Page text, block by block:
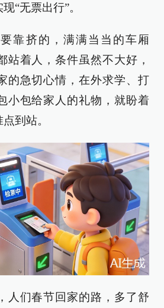
“无票出行”。
靠挤的，满满当当的车厢
站着人，条件虽然不大好，
的急切心情，在外求学、打
小包给家人的礼物，就盼着
到站。
人们春节回家的路，多了舒